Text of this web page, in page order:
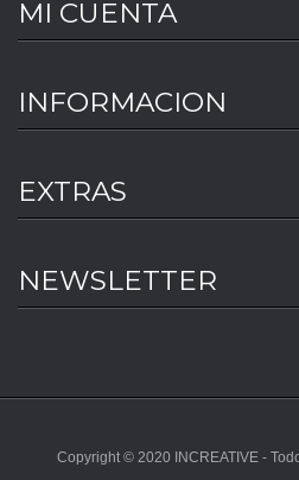
MI CUENTA
INFORMACION
EXTRAS
NEWSLETTER
Copyright © 2020 INCREATIVE -